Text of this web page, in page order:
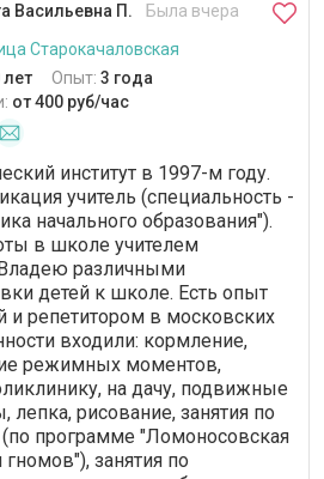
Васильевна П.
Была вчера
Старокачаловская
лет Опыт: 3 года
от 400 руб/час
институт в 1997-м году.
учитель (специальность -
начального образования").
в школе учителем
различными
детей к школе. Есть опыт
и репетитором в московских
входили: кормление,
режимных моментов,
на дачу, подвижные
рисование, занятия по
программе "Ломоносовская
занятия по